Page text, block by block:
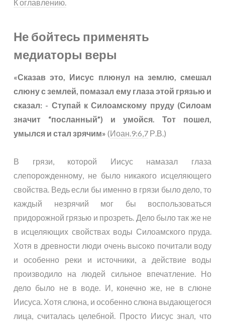
К оглавлению.
Не бойтесь применять
медиаторы веры
«Сказав это, Иисус плюнул на землю, смешал
слюну с землей, помазал ему глаза этой грязью и
сказал: - Ступай к Силоамскому пруду (Силоам
значит “посланный”) и умойся. Тот пошел,
умылся и стал зрячим» (Иоан.9:6,7 Р.В.)
В грязи, которой Иисус намазал глаза
слепорожденному, не было никакого исцеляющего
свойства. Ведь если бы именно в грязи было дело, то
каждый незрячий мог бы воспользоваться
придорожной грязью и прозреть. Дело было так же не
в исцеляющих свойствах воды Силоамского пруда.
Хотя в древности люди очень высоко почитали воду
и особенно реки и источники, а действие воды
производило на людей сильное впечатление. Но
дело было не в воде. И, конечно же, не в слюне
Иисуса. Хотя слюна, и особенно слюна выдающегося
лица, считалась целебной. Просто Иисус знал, что